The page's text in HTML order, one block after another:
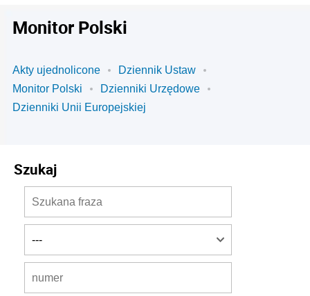
Monitor Polski
Akty ujednolicone
Dziennik Ustaw
Monitor Polski
Dzienniki Urzędowe
Dzienniki Unii Europejskiej
Szukaj